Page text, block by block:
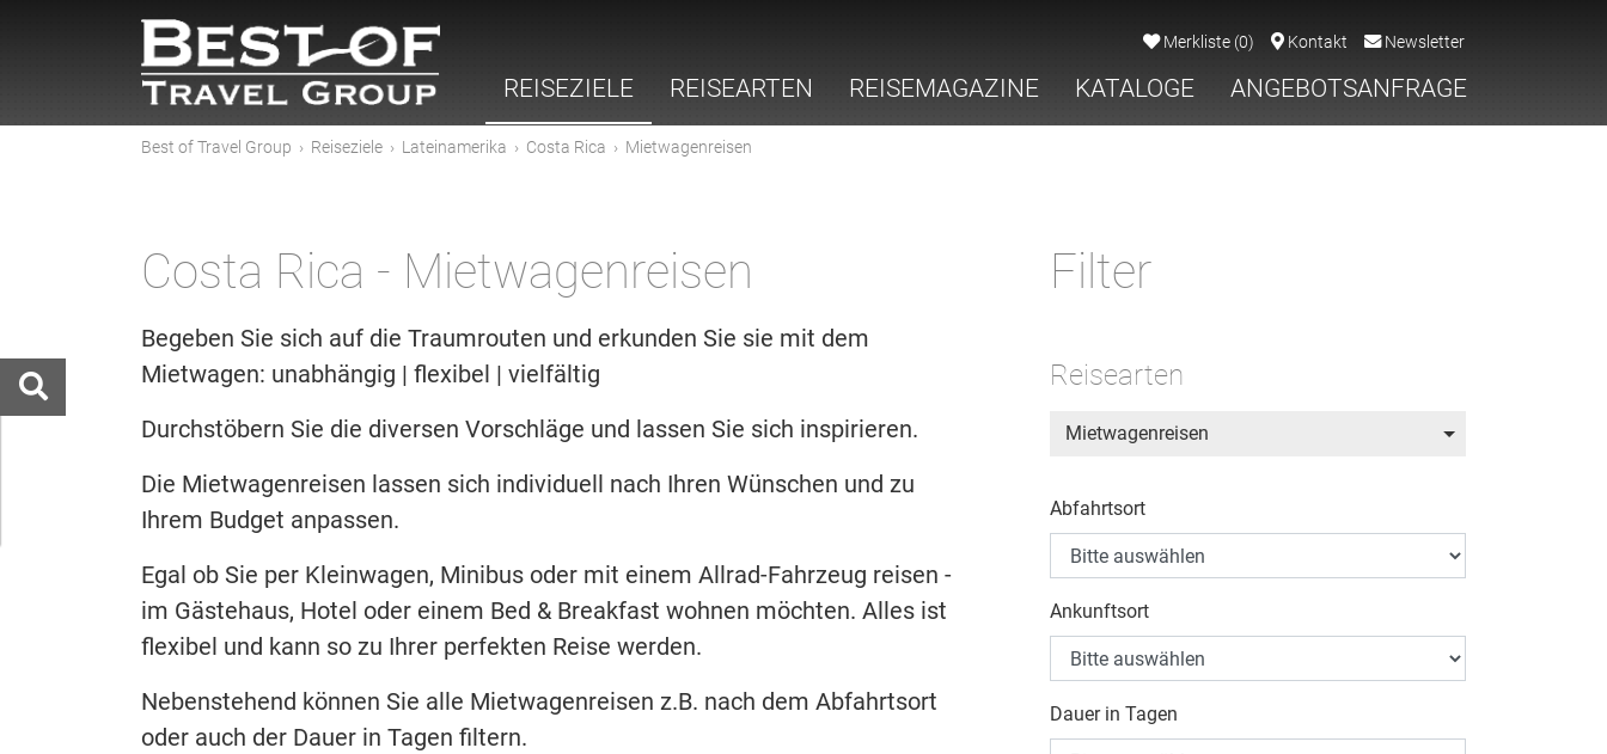
Merkliste (0) Kontakt Newsletter
REISEZIELE REISEARTEN REISEMAGAZINE KATALOGE ANGEBOTSANFRAGE
Best of Travel Group › Reiseziele › Lateinamerika › Costa Rica › Mietwagenreisen
Costa Rica - Mietwagenreisen
Begeben Sie sich auf die Traumrouten und erkunden Sie sie mit dem
Mietwagen: unabhängig | flexibel | vielfältig
Durchstöbern Sie die diversen Vorschläge und lassen Sie sich inspirieren.
Die Mietwagenreisen lassen sich individuell nach Ihren Wünschen und zu
Ihrem Budget anpassen.
Egal ob Sie per Kleinwagen, Minibus oder mit einem Allrad-Fahrzeug reisen -
im Gästehaus, Hotel oder einem Bed & Breakfast wohnen möchten. Alles ist
flexibel und kann so zu Ihrer perfekten Reise werden.
Nebenstehend können Sie alle Mietwagenreisen z.B. nach dem Abfahrtsort
oder auch der Dauer in Tagen filtern.
Filter
Reisearten
Mietwagenreisen
Abfahrtsort
Ankunftsort
Dauer in Tagen